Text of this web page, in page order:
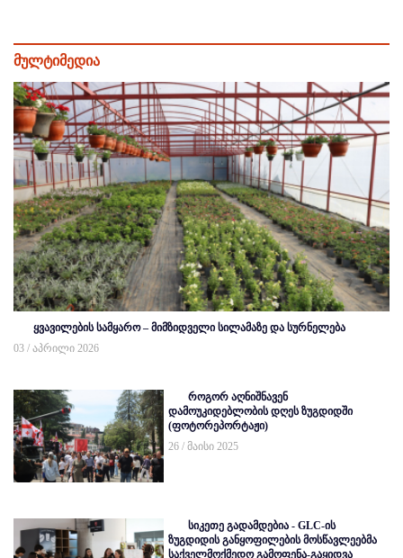
მულტიმედია
ყვავილების სამყარო – მიმზიდველი სილამაზე და სურნელება
03 / აპრილი 2026
როგორ აღნიშნავენ
დამოუკიდებლობის დღეს ზუგდიდში
(ფოტორეპორტაჟი)
26 / მაისი 2025
სიკეთე გადამდებია - GLC-ის
ზუგდიდის განყოფილების მოსწავლეებმა
საქველმოქმედო გამოფენა-გაყიდვა